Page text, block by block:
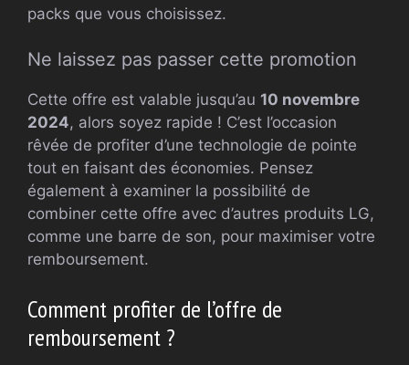
packs que vous choisissez.
Ne laissez pas passer cette promotion
Cette offre est valable jusqu’au 10 novembre
2024, alors soyez rapide ! C’est l’occasion
rêvée de profiter d’une technologie de pointe
tout en faisant des économies. Pensez
également à examiner la possibilité de
combiner cette offre avec d’autres produits LG,
comme une barre de son, pour maximiser votre
remboursement.
Comment profiter de l’offre de
remboursement ?